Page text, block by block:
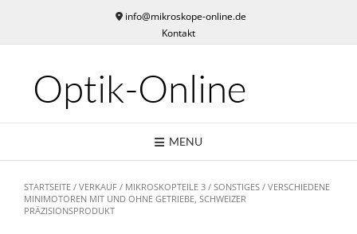
content
info@mikroskope-online.de
Kontakt
Optik-Online
MENU
STARTSEITE / VERKAUF / MIKROSKOPTEILE 3 / SONSTIGES / VERSCHIEDENE
MINIMOTOREN MIT UND OHNE GETRIEBE, SCHWEIZER
PRÄZISIONSPRODUKT